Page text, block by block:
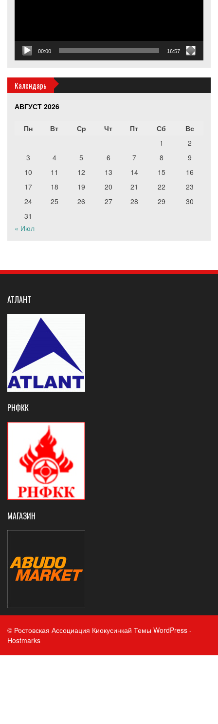
00:00 16:57
Календарь
АВГУСТ 2026
Пн Вт Ср Чт Пт Сб
Вс
1
2
3
4 5 6 7 8
9
10
11 12 13 14 15
16
17
18 19 20 21 22
23
24
25 26 27 28 29
30
31
« Июл
АТЛАНТ
РНФКК
МАГАЗИН
© Ростовская Ассоциация Киокусинкай Темы WordPress -
Hostmarks